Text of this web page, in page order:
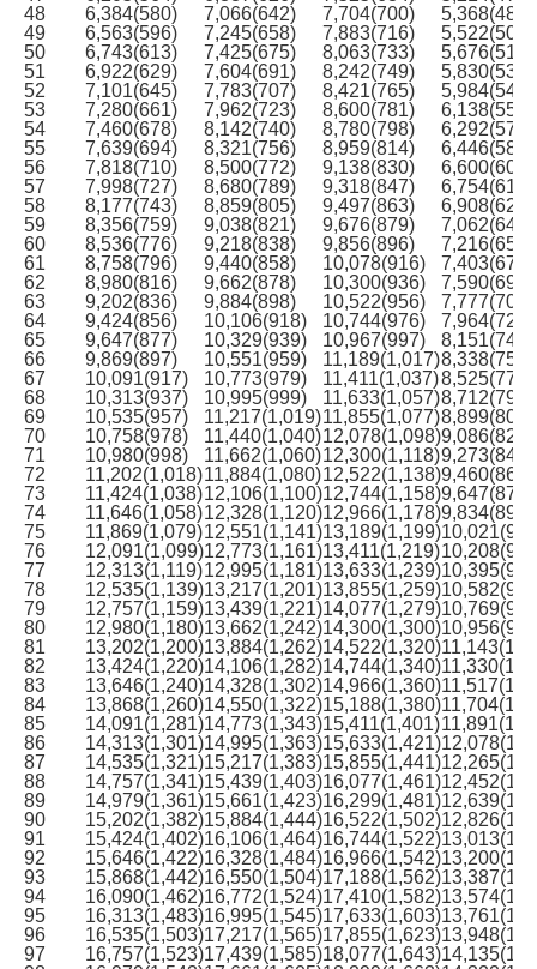
48
6,384(580) 7,066(642) 7,704(700)
5,368(488)
49
6,563(596) 7,245(658) 7,883(716)
5,522(502)
50
6,743(613) 7,425(675) 8,063(733)
5,676(516)
51
6,922(629) 7,604(691) 8,242(749)
5,830(530)
52
7,101(645) 7,783(707) 8,421(765)
5,984(544)
53
7,280(661) 7,962(723) 8,600(781)
6,138(558)
54
7,460(678) 8,142(740) 8,780(798)
6,292(572)
55
7,639(694) 8,321(756) 8,959(814)
6,446(586)
56
7,818(710) 8,500(772) 9,138(830)
6,600(600)
57
7,998(727) 8,680(789) 9,318(847)
6,754(614)
58
8,177(743) 8,859(805) 9,497(863)
6,908(628)
59
8,356(759) 9,038(821) 9,676(879)
7,062(642)
60
8,536(776) 9,218(838) 9,856(896)
7,216(656)
61
8,758(796) 9,440(858) 10,078(916)
7,403(673)
62
8,980(816) 9,662(878) 10,300(936)
7,590(690)
63
9,202(836) 9,884(898) 10,522(956)
7,777(707)
64
9,424(856) 10,106(918) 10,744(976)
7,964(724)
65
9,647(877) 10,329(939) 10,967(997)
8,151(741)
66
9,869(897) 10,551(959) 11,189(1,017)8,338(758)
67
10,091(917) 10,773(979) 11,411(1,037)8,525(775)
68
10,313(937) 10,995(999) 11,633(1,057)8,712(792)
69
10,535(957) 11,217(1,019)11,855(1,077)8,899(809)
70
10,758(978) 11,440(1,040)12,078(1,098)9,086(826)
71
10,980(998) 11,662(1,060)12,300(1,118)9,273(843)
72
11,202(1,018)11,884(1,080)12,522(1,138)9,460(860)
73
11,424(1,038)12,106(1,100)12,744(1,158)9,647(877)
74
11,646(1,058)12,328(1,120)12,966(1,178)9,834(894)
75
11,869(1,079)12,551(1,141)13,189(1,199)
76
12,091(1,099)12,773(1,161)13,411(1,219)
77
12,313(1,119)12,995(1,181)13,633(1,239)
78
12,535(1,139)13,217(1,201)13,855(1,259)
79
12,757(1,159)13,439(1,221)14,077(1,279)
80
12,980(1,180)13,662(1,242)14,300(1,300)
81
13,202(1,200)13,884(1,262)14,522(1,320)
82
13,424(1,220)14,106(1,282)14,744(1,340)
83
13,646(1,240)14,328(1,302)14,966(1,360)
84
13,868(1,260)14,550(1,322)15,188(1,380)
85
14,091(1,281)14,773(1,343)15,411(1,401)
86
14,313(1,301)14,995(1,363)15,633(1,421)
87
14,535(1,321)15,217(1,383)15,855(1,441)
88
14,757(1,341)15,439(1,403)16,077(1,461)
89
14,979(1,361)15,661(1,423)16,299(1,481)
90
15,202(1,382)15,884(1,444)16,522(1,502)
91
15,424(1,402)16,106(1,464)16,744(1,522)
92
15,646(1,422)16,328(1,484)16,966(1,542)
93
15,868(1,442)16,550(1,504)17,188(1,562)
94
16,090(1,462)16,772(1,524)17,410(1,582)
95
16,313(1,483)16,995(1,545)17,633(1,603)
96
16,535(1,503)17,217(1,565)17,855(1,623)
97
16,757(1,523)17,439(1,585)18,077(1,643)